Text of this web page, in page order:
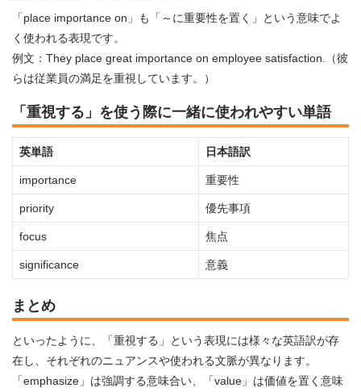
「place importance on」も「～に重要性を置く」という意味でよ
く使われる表現です。
例文：They place great importance on employee satisfaction.（彼
らは従業員の満足を重視しています。）
「重視する」を使う際に一緒に使われやすい単語
英単語 日本語訳
importance 重要性
priority 優先事項
focus 焦点
significance 意義
まとめ
といったように、「重視する」という表現には様々な英語訳が存
在し、それぞれのニュアンスや使われる文脈が異なります。
「emphasize」は強調する意味合い、「value」は価値を置く意味